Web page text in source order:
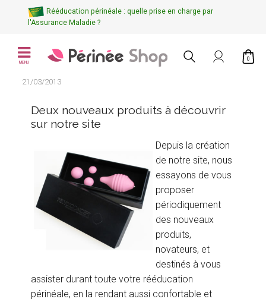
Rééducation périnéale : quelle prise en charge par
l'Assurance Maladie ?
MENU
0
21/03/2013
Deux nouveaux produits à découvrir
sur notre site
Depuis la création
de notre site, nous
essayons de vous
proposer
périodiquement
des nouveaux
produits,
novateurs, et
destinés à vous
assister durant toute votre rééducation
périnéale, en la rendant aussi confortable et